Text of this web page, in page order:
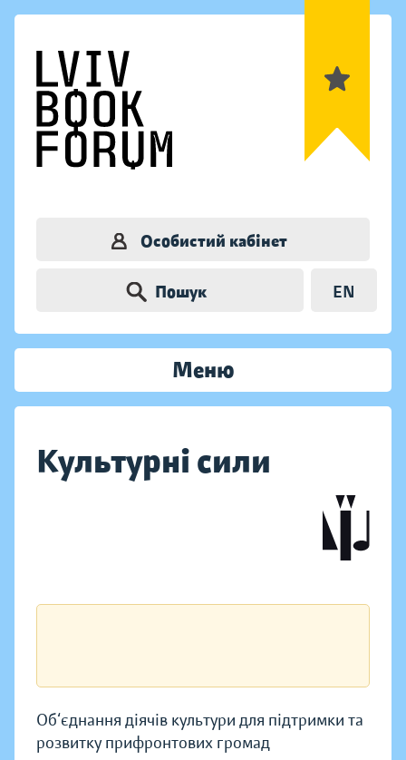
Особистий кабінет
Пошук EN
Меню
Культурні сили
Об‘єднання діячів культури для підтримки та
розвитку прифронтових громад